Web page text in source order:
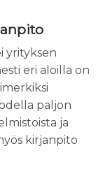
yrityksen
eri aloilla on
paljon
ja
kirjanpito